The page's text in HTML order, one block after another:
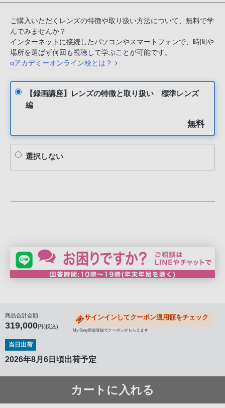
ご購入いただくレンズの特徴や取り扱い方法について、無料で学
んでみませんか？
インターネットに接続したパソコンやスマートフォンで、時間や
場所を選ばず何回も視聴して学ぶことが可能です。
αアカデミーオンライン校とは？
【録画講座】レンズの特徴と取り扱い 標準レンズ
編
無料
選択しない
商品合計金額
319,000円(税込)
サインインしてクーポン適用額をチェック
My Sony新規登録でクーポンがもらえます
当日出荷
2026年8月6日頃出荷予定
カートに入れる